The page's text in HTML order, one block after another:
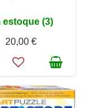
estoque (3)
20,00 €